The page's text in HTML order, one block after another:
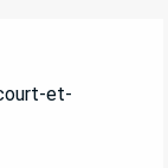
et-